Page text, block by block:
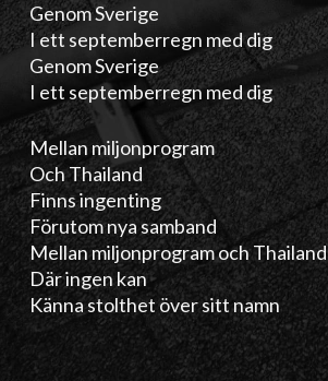
Genom Sverige
I ett septemberregn med dig
Genom Sverige
I ett septemberregn med dig
Mellan miljonprogram
Och Thailand
Finns ingenting
Förutom nya samband
Mellan miljonprogram och Thailand
Där ingen kan
Känna stolthet över sitt namn